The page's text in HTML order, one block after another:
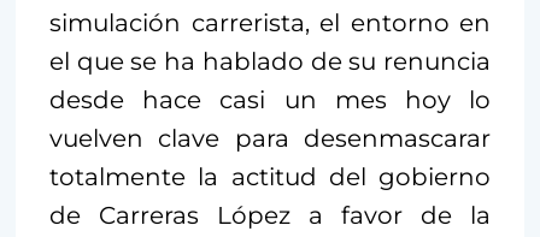
simulación carrerista, el entorno en
el que se ha hablado de su renuncia
desde hace casi un mes hoy lo
vuelven clave para desenmascarar
totalmente la actitud del gobierno
de Carreras López a favor de la